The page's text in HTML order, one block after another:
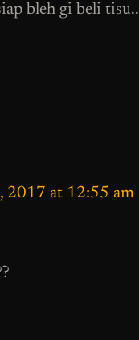
bleh gi beli tisu..
2017 at 12:55 am